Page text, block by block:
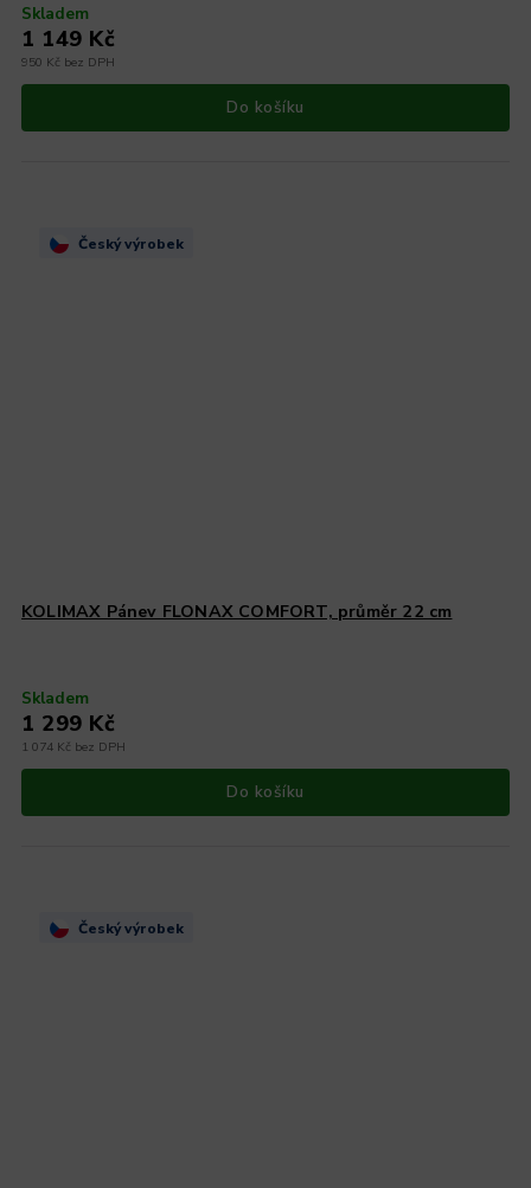
Skladem
950 Kč bez DPH
1 149 Kč
Do košíku
Český výrobek
KOLIMAX Pánev FLONAX COMFORT, průměr 22 cm
Skladem
1 074 Kč bez DPH
1 299 Kč
Do košíku
Český výrobek